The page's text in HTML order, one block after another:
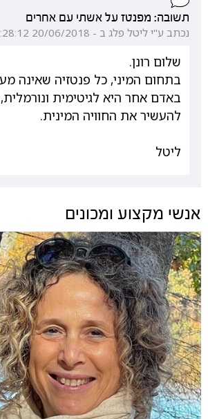
תשובה: מפנטז על אשתי עם אחרים
נכתב ע"י ליטל פלג ב - 20/06/2018 13:28:12
שלום רונן.
בתחום המיני, כל פנטזיה שאינה
באדם אחר היא לגיטימית ונורמלית,
להעשיר את החוויה המינית.
ליטל
אנשי מקצוע ומכונים